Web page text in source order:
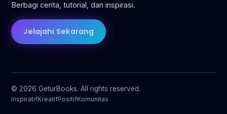
Berbagi cerita, tutorial, dan inspirasi.
Jelajahi Sekarang
© 2026 GeturBooks. All rights reserved.
InspiratifKreatifPositifKomunitas